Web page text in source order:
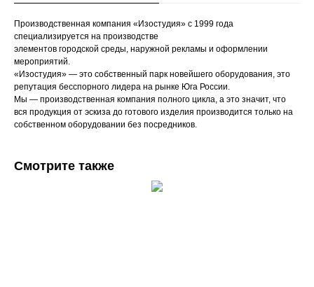
Производственная компания «Изостудия» с 1999 года
специализируется на производстве
элементов городской среды, наружной рекламы и оформлении
мероприятий.
«Изостудия» — это собственный парк новейшего оборудования, это
репутация бесспорного лидера на рынке Юга России.
Мы — производственная компания полного цикла, а это значит, что
вся продукция от эскиза до готового изделия производится только на
собственном оборудовании без посредников.
Смотрите также